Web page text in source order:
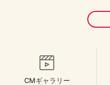
CMギャラリー